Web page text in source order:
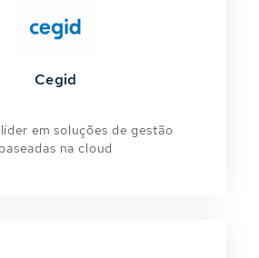
Cegid
em soluções de gestão
baseadas na cloud